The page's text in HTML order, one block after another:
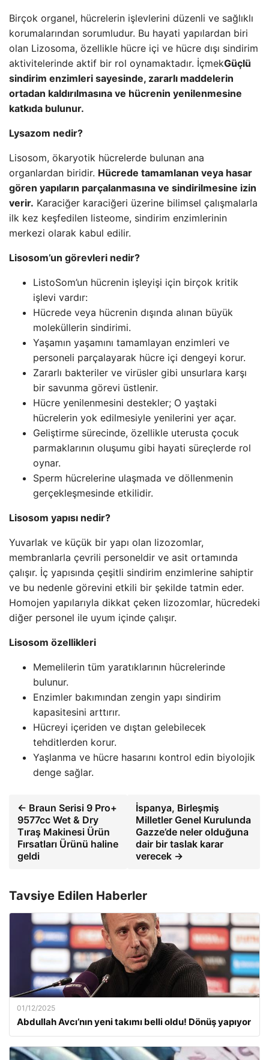
Birçok organel, hücrelerin işlevlerini düzenli ve sağlıklı
korumalarından sorumludur. Bu hayati yapılardan biri
olan Lizosoma, özellikle hücre içi ve hücre dışı sindirim
aktivitelerinde aktif bir rol oynamaktadır. İçmekGüçlü
sindirim enzimleri sayesinde, zararlı maddelerin
ortadan kaldırılmasına ve hücrenin yenilenmesine
katkıda bulunur.
Lysazom nedir?
Lisosom, ökaryotik hücrelerde bulunan ana
organlardan biridir. Hücrede tamamlanan veya hasar
gören yapıların parçalanmasına ve sindirilmesine izin
verir. Karaciğer karaciğeri üzerine bilimsel çalışmalarla
ilk kez keşfedilen listeome, sindirim enzimlerinin
merkezi olarak kabul edilir.
Lisosom’un görevleri nedir?
ListoSom’un hücrenin işleyişi için birçok kritik
işlevi vardır:
Hücrede veya hücrenin dışında alınan büyük
moleküllerin sindirimi.
Yaşamın yaşamını tamamlayan enzimleri ve
personeli parçalayarak hücre içi dengeyi korur.
Zararlı bakteriler ve virüsler gibi unsurlara karşı
bir savunma görevi üstlenir.
Hücre yenilenmesini destekler; O yaştaki
hücrelerin yok edilmesiyle yenilerini yer açar.
Geliştirme sürecinde, özellikle uterusta çocuk
parmaklarının oluşumu gibi hayati süreçlerde rol
oynar.
Sperm hücrelerine ulaşmada ve döllenmenin
gerçekleşmesinde etkilidir.
Lisosom yapısı nedir?
Yuvarlak ve küçük bir yapı olan lizozomlar,
membranlarla çevrili personeldir ve asit ortamında
çalışır. İç yapısında çeşitli sindirim enzimlerine sahiptir
ve bu nedenle görevini etkili bir şekilde tatmin eder.
Homojen yapılarıyla dikkat çeken lizozomlar, hücredeki
diğer personel ile uyum içinde çalışır.
Lisosom özellikleri
Memelilerin tüm yaratıklarının hücrelerinde
bulunur.
Enzimler bakımından zengin yapı sindirim
kapasitesini arttırır.
Hücreyi içeriden ve dıştan gelebilecek
tehditlerden korur.
Yaşlanma ve hücre hasarını kontrol edin biyolojik
denge sağlar.
← Braun Serisi 9 Pro+
9577cc Wet & Dry
Tıraş Makinesi Ürün
Fırsatları Ürünü haline
geldi
İspanya, Birleşmiş
Milletler Genel Kurulunda
Gazze’de neler olduğuna
dair bir taslak karar
verecek →
Tavsiye Edilen Haberler
01/12/2025
Abdullah Avcı’nın yeni takımı belli oldu! Dönüş yapıyor